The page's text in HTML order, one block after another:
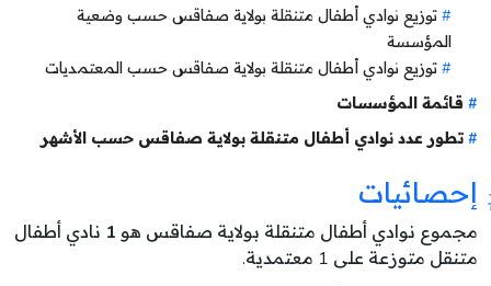
توزيع نوادي أطفال متنقلة بولاية صفاقس حسب وضعية
المؤسسة
توزيع نوادي أطفال متنقلة بولاية صفاقس حسب المعتمديات
قائمة المؤسسات
تطور عدد نوادي أطفال متنقلة بولاية صفاقس حسب الأشهر
إحصائيات
مجموع نوادي أطفال متنقلة بولاية صفاقس هو 1 نادي أطفال
متنقل متوزعة على 1 معتمدية.